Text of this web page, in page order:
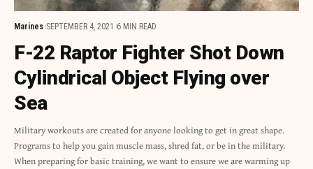
Marines SEPTEMBER 4, 2021 6 MIN READ
F-22 Raptor Fighter Shot Down
Cylindrical Object Flying over
Sea
Military workouts are created for anyone looking to get in great shape.
Programs to help you gain muscle mass, shred fat, or be in the military.
When preparing for basic training, we want to ensure we are warming up